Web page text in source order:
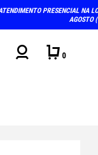
QUINTA-FEIRA, DIAS 4 E 6 DE
0